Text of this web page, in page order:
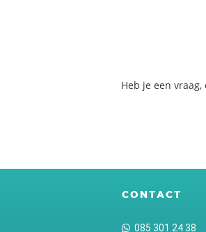
Heb je een
CONTACT
085 301 24 38